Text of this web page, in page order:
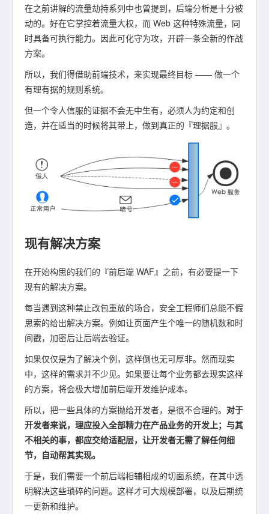
在之前讲解的流量劫持系列中也曾提到，后端分析是十分被
动的。好在它掌控着流量大权，而 Web 这种特殊流量，同
时具备可执行能力。因此可化守为攻，开辟一条全新的作战
方案。
所以，我们得借助前端技术，来实现最终目标 —— 做一个
有理有据的规则系统。
但一个令人信服的证据不会无中生有，必须人为约定和创
造，并在适当的时候将其带上，做到真正的『理据服』。
现有解决方案
在开始构思的我们的『前后端 WAF』之前，有必要提一下
现有的解决方案。
每当遇到这种禁止改包重放的场合，安全工程师们总能不假
思索的给出解决方案。例如让页面产生个唯一的随机数和时
间戳，加密后让后端去验证。
如果仅仅是为了解决个例，这样倒也无可厚非。然而现实
中，这样的需求并不少见。如果要让每个业务都去现实这样
的方案，将会极大增加前后端开发维护成本。
所以，把一些具体的方案抛给开发者，是很不合理的。 对于
开发者来说，理应投入全部精力在产品业务的开发上；与其
不相关的事，都应交给适配层，让开发者无需了解任何细
节，自动帮其实现。
于是，我们需要一个前后端相辅相成的切面系统，在其中透
明解决这些琐碎的问题。这样才可大规模部署，以及后期统
一更新和维护。